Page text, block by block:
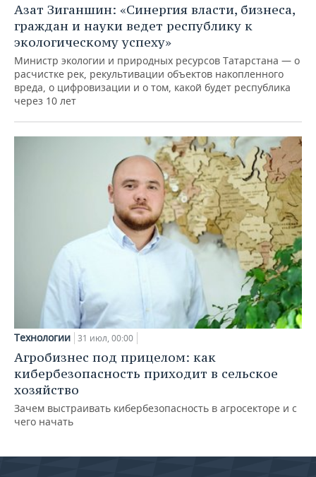
Азат Зиганшин: «Синергия власти, бизнеса,
граждан и науки ведет республику к
экологическому успеху»
Министр экологии и природных ресурсов Татарстана — о
расчистке рек, рекультивации объектов накопленного
вреда, о цифровизации и о том, какой будет республика
через 10 лет
Технологии 31 июл, 00:00
Агробизнес под прицелом: как
кибербезопасность приходит в сельское
хозяйство
Зачем выстраивать кибербезопасность в агросекторе и с
чего начать